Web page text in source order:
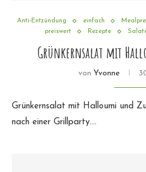
Anti-Entzündung einfach
preiswert
Rezepte
Grünkernsalat mit
von Yvonne
Grünkernsalat mit Halloumi und
nach einer Grillparty.…